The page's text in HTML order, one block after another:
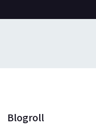
Blogroll